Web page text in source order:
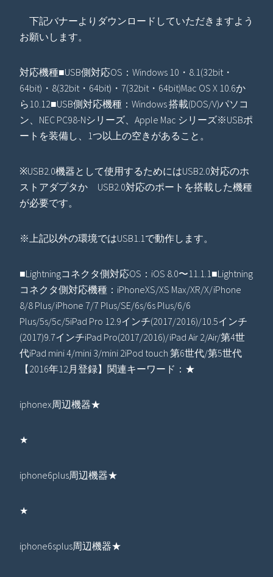
下記バナーよりダウンロードしていただきますよう
お願いします。
対応機種■USB側対応OS：Windows 10・8.1(32bit・
64bit)・8(32bit・64bit)・7(32bit・64bit)Mac OS X 10.6か
ら10.12■USB側対応機種：Windows 搭載(DOS/V)パソコ
ン、NEC PC98-Nシリーズ、Apple Mac シリーズ※USBポ
ートを装備し、1つ以上の空きがあること。
※USB2.0機器として使用するためにはUSB2.0対応のホ
ストアダプタか USB2.0対応のポートを搭載した機種
が必要です。
※上記以外の環境ではUSB1.1で動作します。
■Lightningコネクタ側対応OS：iOS 8.0〜11.1.1■Lightning
コネクタ側対応機種：iPhoneXS/XS Max/XR/X/iPhone
8/8 Plus/iPhone 7/7 Plus/SE/6s/6s Plus/6/6
Plus/5s/5c/5iPad Pro 12.9インチ(2017/2016)/10.5インチ
(2017)9.7インチiPad Pro(2017/2016)/iPad Air 2/Air/第4世
代iPad mini 4/mini 3/mini 2iPod touch 第6世代/第5世代
【2016年12月登録】関連キーワード：★
iphonex周辺機器★
★
iphone6plus周辺機器★
★
iphone6splus周辺機器★